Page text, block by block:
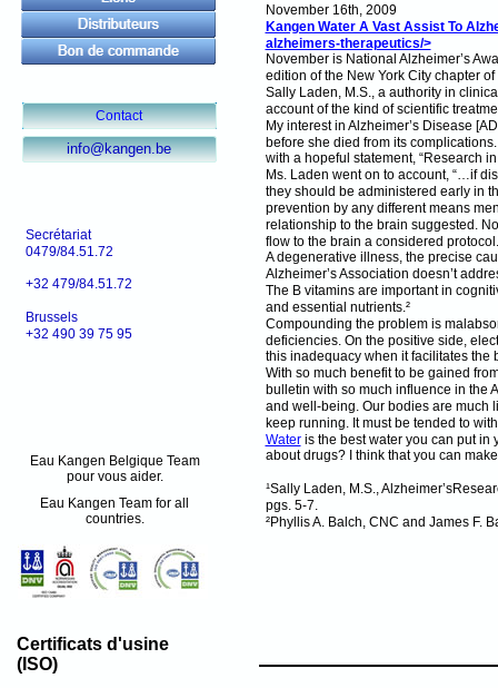
Secrétariat
0479/84.51.72
+32 479/84.51.72
Brussels
+32 490 39 75 95
Eau Kangen Belgique Team
pour vous aider.
Contact
info@kangen.be
Eau Kangen Team for all
countries.
Certificats d'usine
(ISO)
November 16th, 2009
Kangen Water A Vast Assist To
alzheimers-therapeutics/>
November is National Alzheimer’s
edition of the New York City chapter
Sally Laden, M.S., a authority in
account of the kind of scientific
My interest in Alzheimer’s Disease
before she died from its
with a hopeful statement, “Research
Ms. Laden went on to account, “…if
they should be administered early in
prevention by any different means
relationship to the brain suggested.
flow to the brain a considered
A degenerative illness, the precise
Alzheimer’s Association doesn’t
The B vitamins are important in
and essential nutrients.²
Compounding the problem is
deficiencies. On the positive side,
this inadequacy when it facilitates the
With so much benefit to be gained
bulletin with so much influence in the
and well-being. Our bodies are much
keep running. It must be tended to
Wateris the best water you can put in
about drugs? I think that you can
¹Sally Laden, M.S.,
pgs. 5-7.
²Phyllis A. Balch, CNC and James F.